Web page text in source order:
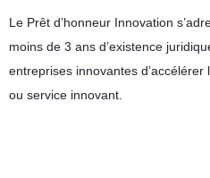
Le Prêt d’honneur Innovation
moins de 3 ans d’existence
entreprises innovantes
ou service innovant.